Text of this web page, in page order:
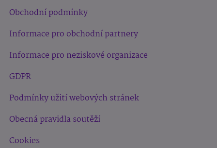
Obchodní podmínky
Informace pro obchodní partnery
Informace pro neziskové organizace
GDPR
Podmínky užití webových stránek
Obecná pravidla soutěží
Cookies